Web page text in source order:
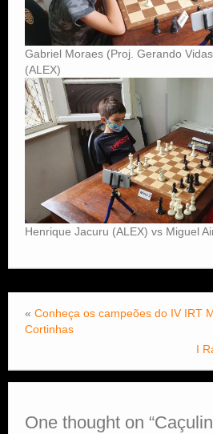
Gabriel Moraes (Proj. Gerando
(ALEX)
Henrique Jacuru (ALEX) vs Miguel
« Conheça os campeões do IV IRT
Cortinhas
I
One thought on “